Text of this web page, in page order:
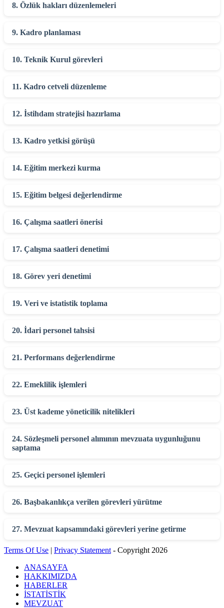
8. Özlük hakları düzenlemeleri
9. Kadro planlaması
10. Teknik Kurul görevleri
11. Kadro cetveli düzenleme
12. İstihdam stratejisi hazırlama
13. Kadro yetkisi görüşü
14. Eğitim merkezi kurma
15. Eğitim belgesi değerlendirme
16. Çalışma saatleri önerisi
17. Çalışma saatleri denetimi
18. Görev yeri denetimi
19. Veri ve istatistik toplama
20. İdari personel tahsisi
21. Performans değerlendirme
22. Emeklilik işlemleri
23. Üst kademe yöneticilik nitelikleri
24. Sözleşmeli personel alımının mevzuata uygunluğunu
saptama
25. Geçici personel işlemleri
26. Başbakanlıkça verilen görevleri yürütme
27. Mevzuat kapsamındaki görevleri yerine getirme
Terms Of Use | Privacy Statement - Copyright 2026
ANASAYFA
HAKKIMIZDA
HABERLER
İSTATİSTİK
MEVZUAT